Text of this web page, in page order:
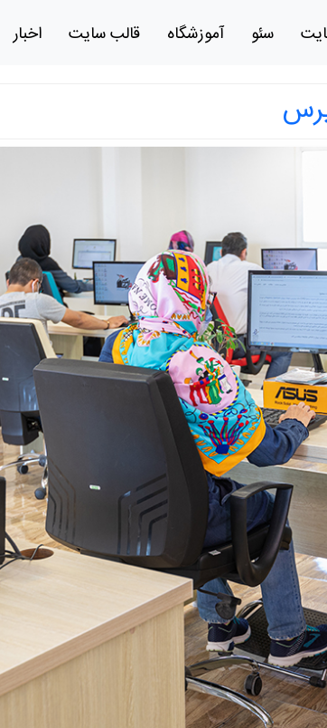
سئو آموزشگاه قالب سایت اخبار